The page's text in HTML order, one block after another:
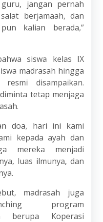
jangan pernah
berjamaah, dan
kalian berada,”
siswa kelas IX
madrasah hingga
resmi disampaikan.
tetap menjaga
doa, hari ini kami
kepada ayah dan
mereka menjadi
luas ilmunya, dan
madrasah juga
program
berupa Koperasi